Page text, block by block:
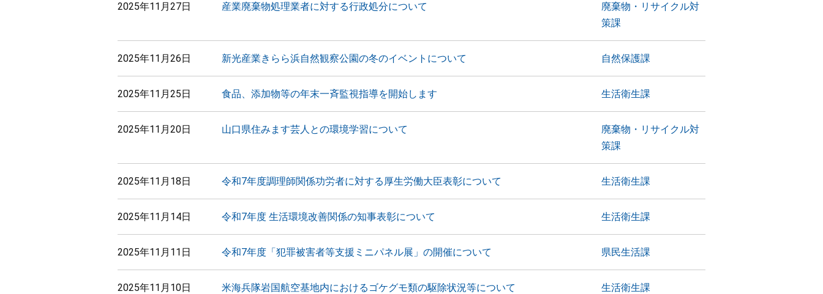
2025年11月27日 産業廃棄物処理業者に対する行政処分について
廃棄物・リサイクル対
策課
2025年11月26日 新光産業きらら浜自然観察公園の冬のイベントについて 自然保護課
2025年11月25日 食品、添加物等の年末一斉監視指導を開始します 生活衛生課
2025年11月20日 山口県住みます芸人との環境学習について
廃棄物・リサイクル対
策課
2025年11月18日 令和7年度調理師関係功労者に対する厚生労働大臣表彰について 生活衛生課
2025年11月14日 令和7年度 生活環境改善関係の知事表彰について 生活衛生課
2025年11月11日 令和7年度「犯罪被害者等支援ミニパネル展」の開催について 県民生活課
2025年11月10日 米海兵隊岩国航空基地内におけるゴケグモ類の駆除状況等について 生活衛生課